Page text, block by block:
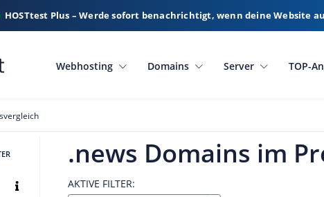
HOSTtest Plus – Werde sofort benachrichtigt, wenn deine Website
Webhosting Domains Server TOP-
.news Domains im
AKTIVE FILTER: